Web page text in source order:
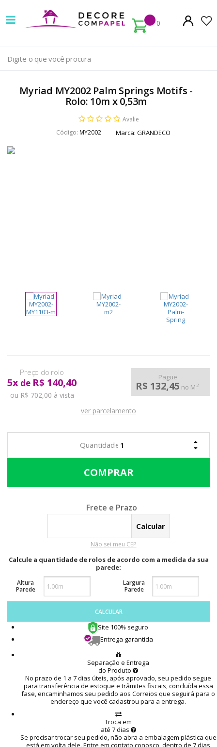
0
Decore
com
papel
é
pioneira
venda
Myriad MY2002 Palm Springs Motifs -
Rolo: 10m x 0,53m
Avalie
Código: MY2002 Marca: GRANDECO
5x de R$ 140,40
ou R$ 702,00 à vista
Pague
R$ 132,45 no M2
ver parcelamento
Calcular o Frete
Não sei meu CEP
Calcule a quantidade de rolos de acordo com a medida da sua
parede:
Altura
Parede
Largura
Parede
CALCULAR
Site 100% seguro
Entrega garantida
Separação e Entrega
do Produto
No prazo de 1 a 7 dias úteis, após aprovado, seu pedido segue
para transferência de estoque e trâmites fiscais, concluída essa
fase, encaminhamos seu pedido aos Correios que seguirá para o
endereço que você cadastrou para a entrega.
Troca em
até 7 dias
Se precisar trocar seu pedido, não abra a embalagem plástica que
está em volta dele. Entre em contato conosco, dentro de 7 dias